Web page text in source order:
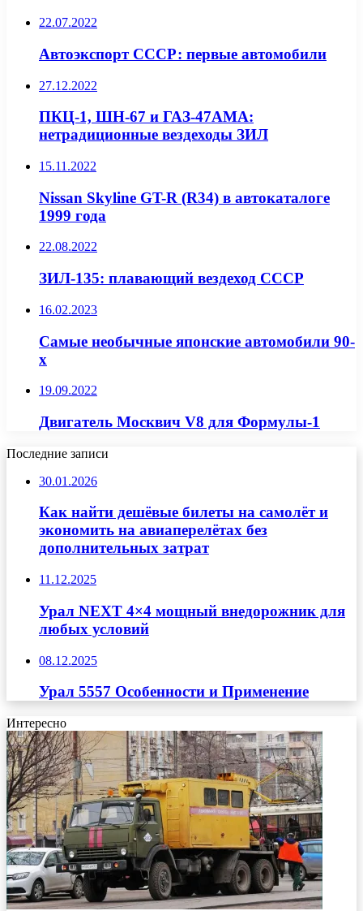
22.07.2022
Автоэкспорт СССР: первые автомобили
27.12.2022
ПКЦ-1, ШН-67 и ГАЗ-47АМА:
нетрадиционные вездеходы ЗИЛ
15.11.2022
Nissan Skyline GT-R (R34) в автокаталоге
1999 года
22.08.2022
ЗИЛ-135: плавающий вездеход СССР
16.02.2023
Самые необычные японские автомобили 90-
х
19.09.2022
Двигатель Москвич V8 для Формулы-1
Последние записи
30.01.2026
Как найти дешёвые билеты на самолёт и
экономить на авиаперелётах без
дополнительных затрат
11.12.2025
Урал NEXT 4×4 мощный внедорожник для
любых условий
08.12.2025
Урал 5557 Особенности и Применение
Интересно